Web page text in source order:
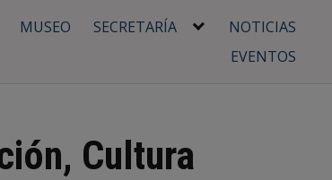
MUSEO SECRETARÍA
NOTICIAS
EVENTOS
Cultura